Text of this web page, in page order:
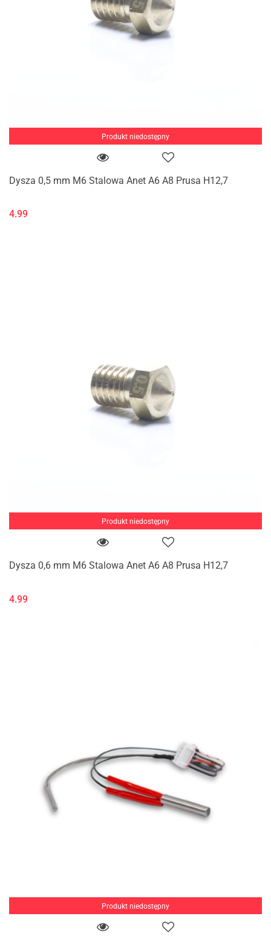
Produkt niedostępny
Dysza 0,5 mm M6 Stalowa Anet A6 A8 Prusa H12,7
4.99
Produkt niedostępny
Dysza 0,6 mm M6 Stalowa Anet A6 A8 Prusa H12,7
4.99
Produkt niedostępny